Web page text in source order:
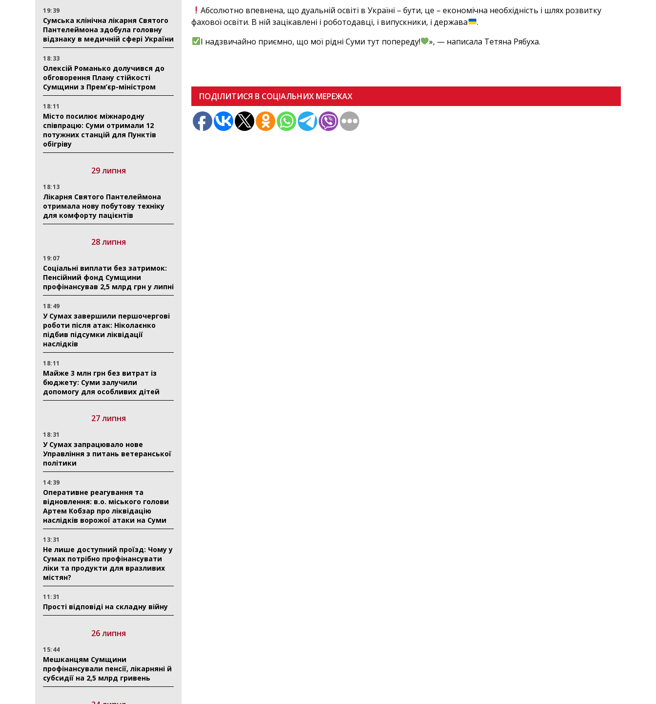
19:39
Сумська клінічна лікарня Святого
Пантелеймона здобула головну
відзнаку в медичній сфері України
18:33
Олексій Романько долучився до
обговорення Плану стійкості
Сумщини з Прем’єр-міністром
18:11
Місто посилює міжнародну
співпрацю: Суми отримали 12
потужних станцій для Пунктів
обігріву
29 липня
18:13
Лікарня Святого Пантелеймона
отримала нову побутову техніку
для комфорту пацієнтів
28 липня
19:07
Соціальні виплати без затримок:
Пенсійний фонд Сумщини
профінансував 2,5 млрд грн у липні
18:49
У Сумах завершили першочергові
роботи після атак: Ніколаєнко
підбив підсумки ліквідації
наслідків
18:11
Майже 3 млн грн без витрат із
бюджету: Суми залучили
допомогу для особливих дітей
27 липня
18:31
У Сумах запрацювало нове
Управління з питань ветеранської
політики
14:39
Оперативне реагування та
відновлення: в.о. міського голови
Артем Кобзар про ліквідацію
наслідків ворожої атаки на Суми
13:31
Не лише доступний проїзд: Чому у
Сумах потрібно профінансувати
ліки та продукти для вразливих
містян?
11:31
Прості відповіді на складну війну
26 липня
15:44
Мешканцям Сумщини
профінансували пенсії, лікарняні й
субсидії на 2,5 млрд гривень
Абсолютно впевнена, що дуальній освіті в Україні – бути, це – економічна необхідність і шлях розвитку
фахової освіти. В ній зацікавлені і роботодавці, і випускники, і держава
.
І надзвичайно приємно, що мої рідні Суми тут попереду!
», — написала Тетяна Рябуха.
ПОДІЛИТИСЯ В СОЦІАЛЬНИХ МЕРЕЖАХ